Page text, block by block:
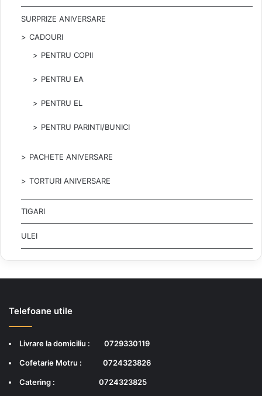
SURPRIZE ANIVERSARE
CADOURI
PENTRU COPII
PENTRU EA
PENTRU EL
PENTRU PARINTI/BUNICI
PACHETE ANIVERSARE
TORTURI ANIVERSARE
TIGARI
ULEI
Telefoane utile
Livrare la domiciliu : 0729330119
Cofetarie Motru : 0724323826
Catering : 0724323825